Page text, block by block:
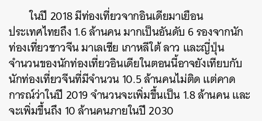
ในปี 2018มีท่องเที่ยวจากอินเดียมาเยือน
ประเทศไทยถึง1.6ล้านคนมากเป็นอันดับ 6รองจากนัก
ท่องเที่ยวชาวจีนมาเลเซีย เกาหลีใต้ลาว และญี่ปุ่น
จำนวนของนักท่องเที่ยวอินเดียในตอนนี้อาจยังเทียบกับ
นักท่องเที่ยวจีนที่มีจำนวน10.5ล้านคนไม่ติดแต่คาด
การณ์ว่าในปี 2019จำนวนจะเพิ่มขึ้นเป็น1.8ล้านคนและ
จะเพิ่มขึ้นถึง10ล้านคนภายในปี 2030